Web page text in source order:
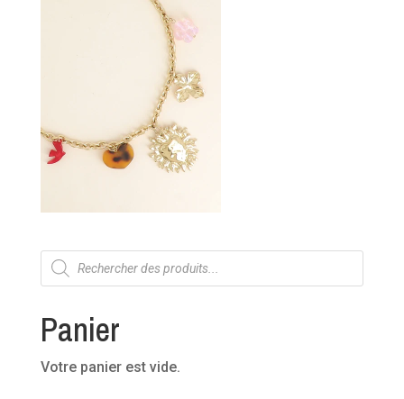
Recherche
de
produits
Panier
Votre panier est vide.